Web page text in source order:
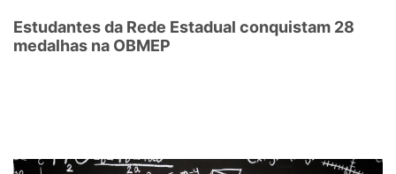
Estudantes da Rede Estadual conquistam 28
medalhas na OBMEP